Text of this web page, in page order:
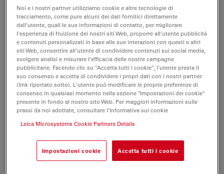
elettronico a trasmissione (TEM) e microscopio
elettronico a scansione (SEM).
Usando congiuntamenteLeica EM VCT100, è possibile
eseguire la replica dei campioni mediante
evaporazione da cannone elettronico,rivestimento a
doppio stratodei campioni per l'analisi criogenica con
microscopio elettronico a scansione (SEM) ecrio
rivestimentoper l'analisi criogenica con microscopio
elettronico a scansione (SEM).
L'unità Leica EM BAF060 presenta un microtomo
avanzato, opzioni flessibili di shadowing con due
sorgenti separate del fascio di elettroni e una camera di
Noi e i nostri partner utilizziamo cookie e altre tecnologie di
tracciamento, come pure alcuni dei dati fornitici direttamente
dall'utente, quali le sue informazioni di contatto, per migliorare
l'esperienza di fruizione dei nostri siti Web, proporre all'utente pubblicità
e contenuti personalizzati in base alle sue interazioni con questi e altri
siti Web, consentire all'utente di condividere contenuti sui social media,
svolgere analisi e misurare l'efficacia delle nostre campagne
pubblicitarie. Facendo clic su "Accetta tutti i cookie", l'utente presta il
suo consenso e accetta di condividere i propri dati con i nostri partner
(link riportato sotto). L'utente può modificare le proprie preferenze di
consenso in qualsiasi momento nella sezione "Impostazioni dei cookie"
presente in fondo al nostro sito Web. Per maggiori informazioni sulle
prassi da noi adottate, consultare l'Informativa sui cookie
Leica Microsystems Cookie Partners Details
Impostazioni cookie Accetta tutti i cookie